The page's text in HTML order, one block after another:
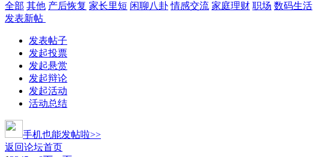
全部 其他 产后恢复 家长里短 闲聊八卦 情感交流 家庭理财 职场 数码生活
发表新帖
发表帖子
发起投票
发起悬赏
发起辩论
发起活动
活动总结
手机也能发帖啦>>
返回论坛首页